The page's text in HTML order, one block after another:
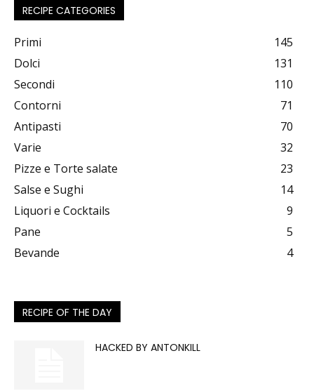
RECIPE CATEGORIES
Primi
145
Dolci
131
Secondi
110
Contorni
71
Antipasti
70
Varie
32
Pizze e Torte salate
23
Salse e Sughi
14
Liquori e Cocktails
9
Pane
5
Bevande
4
RECIPE OF THE DAY
HACKED BY ANTONKILL